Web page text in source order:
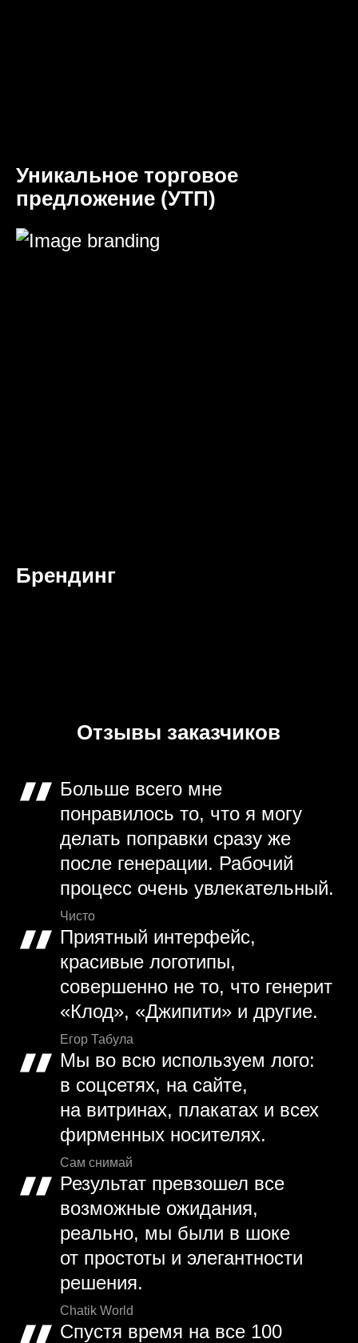
Уникальное торговое
предложение (УТП)
Брендинг
Отзывы заказчиков
Больше всего мне
понравилось то, что я могу
делать поправки сразу же
после генерации. Рабочий
процесс очень увлекательный.
Чисто
Приятный интерфейс,
красивые логотипы,
совершенно не то, что генерит
«Клод», «Джипити» и другие.
Егор Табула
Мы во всю используем лого:
в соцсетях, на сайте,
на витринах, плакатах и всех
фирменных носителях.
Сам снимай
Результат превзошел все
возможные ожидания,
реально, мы были в шоке
от простоты и элегантности
решения.
Chatik World
Спустя время на все 100